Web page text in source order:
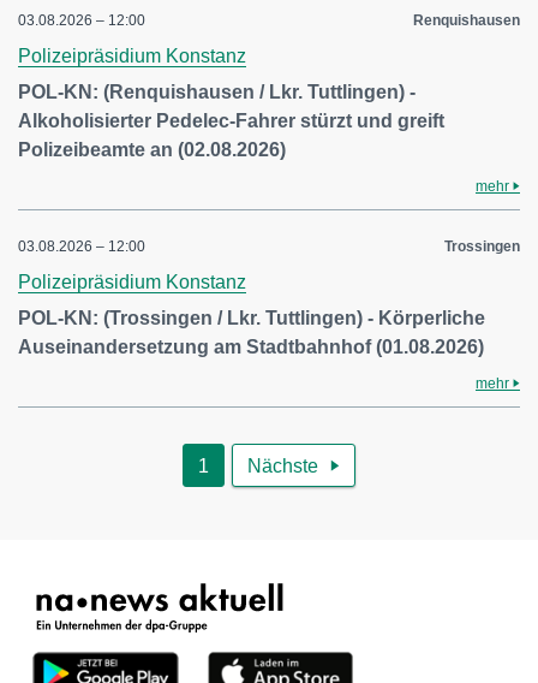
03.08.2026 – 12:00 Renquishausen
Polizeipräsidium Konstanz
POL-KN: (Renquishausen / Lkr. Tuttlingen) -
Alkoholisierter Pedelec-Fahrer stürzt und greift
Polizeibeamte an (02.08.2026)
mehr
03.08.2026 – 12:00 Trossingen
Polizeipräsidium Konstanz
POL-KN: (Trossingen / Lkr. Tuttlingen) - Körperliche
Auseinandersetzung am Stadtbahnhof (01.08.2026)
mehr
1 Nächste 